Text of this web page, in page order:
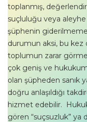
toplanmış,
suçluluğu veya
şüphenin
durumun aksi, bu kez
toplumun zarar
çok geniş ve
olan şüpheden sanık
doğru anlaşıldığı
hizmet edebilir.
gören “suçsuzluk” ya